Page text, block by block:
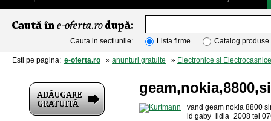
Cauta in sectiunile: Lista firme Catalog produse
Esti pe pagina: e-oferta.ro » anunturi gratuite » Electronice si Electrocasnice
vand geam nokia 8800
id gaby_lidia_2008 tel